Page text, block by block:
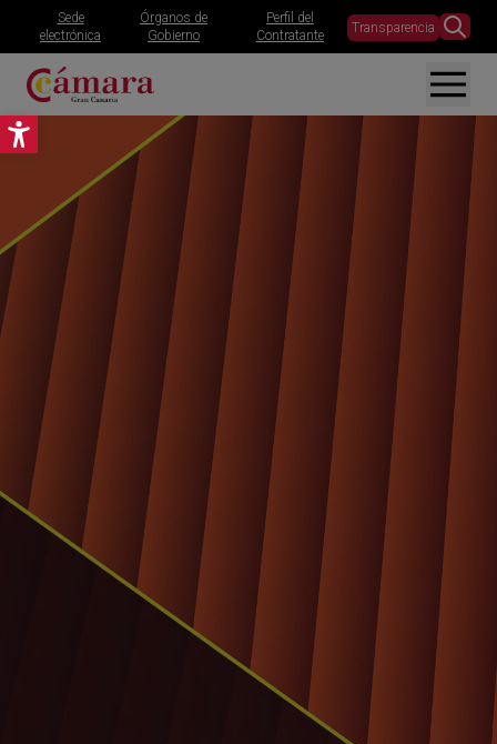
Abrir barra de herramientas
Sede
electrónica
Órganos de
Gobierno
Perfil del
Contratante
Transparencia